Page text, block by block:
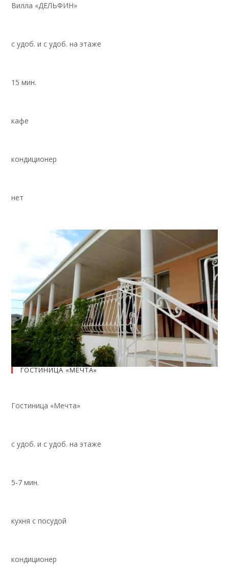
Вилла «ДЕЛЬФИН»
с удоб. и с удоб. на этаже
15 мин.
кафе
кондиционер
нет
ГОСТИНИЦА «МЕЧТА»
Гостиница «Мечта»
с удоб. и с удоб. на этаже
5-7 мин.
кухня с посудой
кондиционер